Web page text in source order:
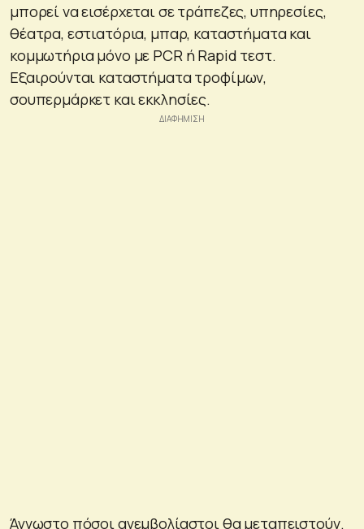
μπορεί να εισέρχεται σε τράπεζες, υπηρεσίες,
θέατρα, εστιατόρια, μπαρ, καταστήματα και
κομμωτήρια μόνο με PCR ή Rapid τεστ.
Εξαιρούνται καταστήματα τροφίμων,
σουπερμάρκετ και εκκλησίες.
Άγνωστο πόσοι ανεμβολίαστοι θα μεταπειστούν.